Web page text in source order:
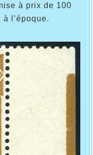
à prix de 100
l’époque.